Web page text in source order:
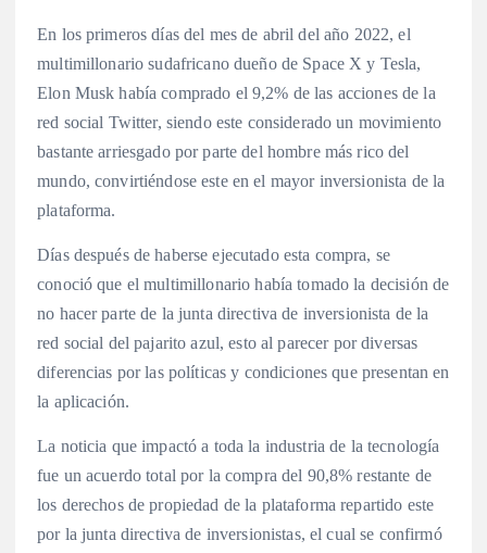
En los primeros días del mes de abril del año 2022, el
multimillonario sudafricano dueño de Space X y Tesla,
Elon Musk había comprado el 9,2% de las acciones de la
red social Twitter, siendo este considerado un movimiento
bastante arriesgado por parte del hombre más rico del
mundo, convirtiéndose este en el mayor inversionista de la
plataforma.
Días después de haberse ejecutado esta compra, se
conoció que el multimillonario había tomado la decisión de
no hacer parte de la junta directiva de inversionista de la
red social del pajarito azul, esto al parecer por diversas
diferencias por las políticas y condiciones que presentan en
la aplicación.
La noticia que impactó a toda la industria de la tecnología
fue un acuerdo total por la compra del 90,8% restante de
los derechos de propiedad de la plataforma repartido este
por la junta directiva de inversionistas, el cual se confirmó